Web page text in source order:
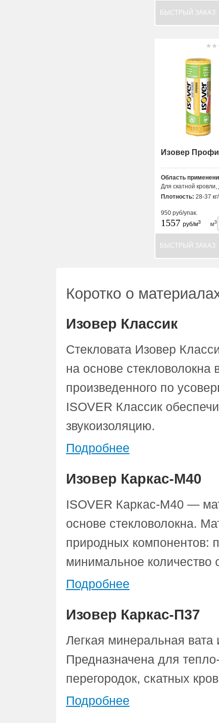
БЫСТРЫЙ ЗАКАЗ
Изовер Профи
Область
Для скатной кровли,
Плотность: 28-37
950 руб/упак.
1557 руб/м3 м3
БЫСТРЫЙ ЗАКАЗ
Коротко о
Изовер Классик
Стекловата Изовер
на основе стекловолокна
произведенного по
ISOVER Классик
звукоизоляцию.
Подробнее
Изовер Каркас-М40
ISOVER Каркас-М40 —
основе стекловолокна.
природных компонентов:
минимальное количество
Подробнее
Изовер Каркас-П37
Легкая минеральная вата
Предназначена для
перегородок, скатных
Подробнее